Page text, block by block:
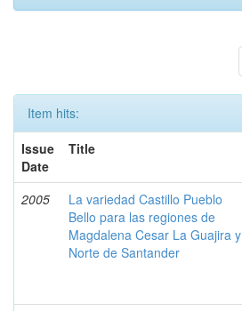
Item hits:
Issue
Date
Title
2005
La variedad Castillo Pueblo
Bello para las regiones de
Magdalena Cesar La Guajira y
Norte de Santander